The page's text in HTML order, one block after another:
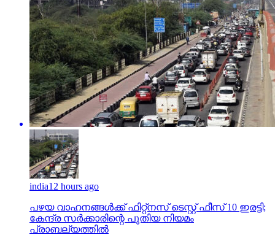
india12 hours ago
പഴയ വാഹനങ്ങള്‍ക്ക് ഫിറ്റ്‌നസ് ടെസ്റ്റ് ഫീസ് 10 ഇരട്ടി;
കേന്ദ്ര സര്‍ക്കാരിന്റെ പുതിയ നിയമം
പ്രാബല്യത്തില്‍